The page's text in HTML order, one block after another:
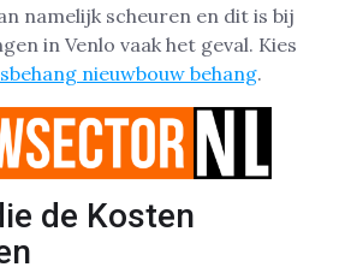
namelijk scheuren en dit is bij
in Venlo vaak het geval. Kies
nieuwbouw behang.
de Kosten